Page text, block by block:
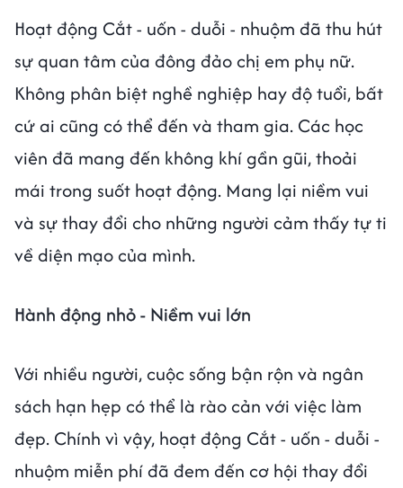
Hoạt động Cắt - uốn - duỗi - nhuộm đã thu hút
sự quan tâm của đông đảo chị em phụ nữ.
Không phân biệt nghề nghiệp hay độ tuổi, bất
cứ ai cũng có thể đến và tham gia. Các học
viên đã mang đến không khí gần gũi, thoải
mái trong suốt hoạt động. Mang lại niềm vui
và sự thay đổi cho những người cảm thấy tự ti
về diện mạo của mình.
Hành động nhỏ - Niềm vui lớn
Với nhiều người, cuộc sống bận rộn và ngân
sách hạn hẹp có thể là rào cản với việc làm
đẹp. Chính vì vậy, hoạt động Cắt - uốn - duỗi -
nhuộm miễn phí đã đem đến cơ hội thay đổi